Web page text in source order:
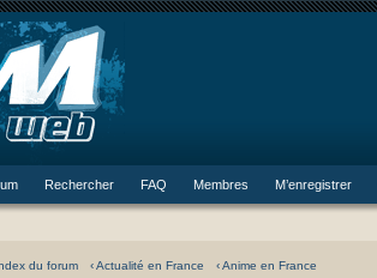
Rechercher FAQ Membres M’enregistrer
du forum ‹ Actualité en France ‹ Anime en France